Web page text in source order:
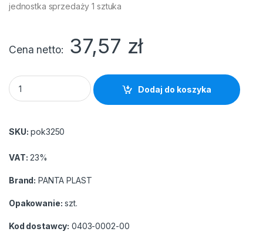
jednostka sprzedaży 1 sztuka
Cena netto 37,57 zł
Stojak A5 na ulotki Panta Plast quantity
Dodaj do koszyka
SKU: pok3250
VAT: 23%
Brand: PANTA PLAST
Opakowanie: szt.
Kod dostawcy: 0403-0002-00